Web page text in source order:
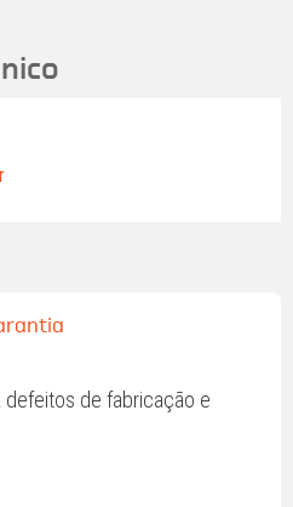
defeitos de fabricação e